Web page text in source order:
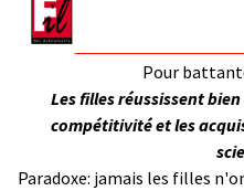
Pour
Les filles réussissent
compétitivité et les
Paradoxe: jamais les filles